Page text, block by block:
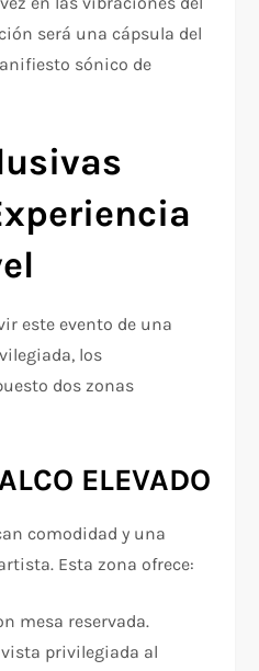
será una cápsula del
sónico de
este evento de una
los
dos zonas
ELEVADO
comodidad y una
Esta zona ofrece:
mesa reservada.
privilegiada al